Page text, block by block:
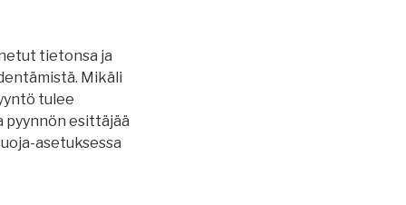
tietonsa ja
Mikäli
tulee
esittäjää
asetuksessa